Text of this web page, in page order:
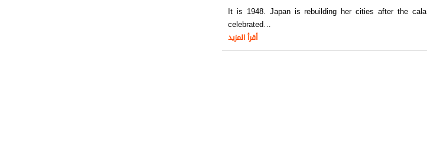
It is 1948. Japan is rebuilding her cities after the
celebrated…
أقرأ المزيد